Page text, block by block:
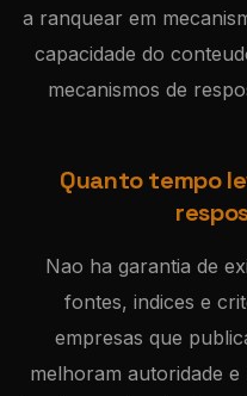
a ranquear em
capacidade do
mecanismos de
Quanto tempo
Nao ha garantia de
fontes, indices e
empresas que
melhoram autoridade